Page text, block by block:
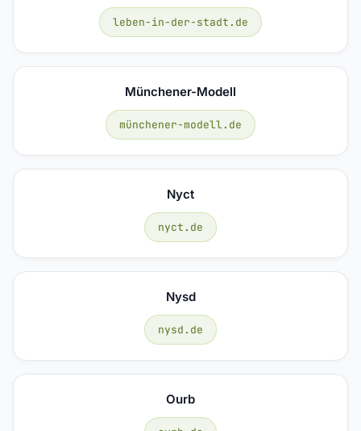
leben-in-der-stadt.de
Münchener-Modell
münchener-modell.de
Nyct
nyct.de
Nysd
nysd.de
Ourb